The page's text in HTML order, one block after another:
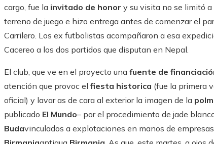
cargo, fue la invitado de honor y su visita no se limitó
terreno de juego e hizo entrega antes de comenzar el
Carrilero. Los ex futbolistas acompañaron a esa
Cacereo a los dos partidos que disputan en Nepal.
El club, que ve en el proyecto una fuente de
atención que provoc el fiesta historica (fue la primera
oficial) y lavar as de cara al exterior la imagen de la
publicado El Mundo– por el procedimiento de jade
Budavinculados a explotaciones en manos de